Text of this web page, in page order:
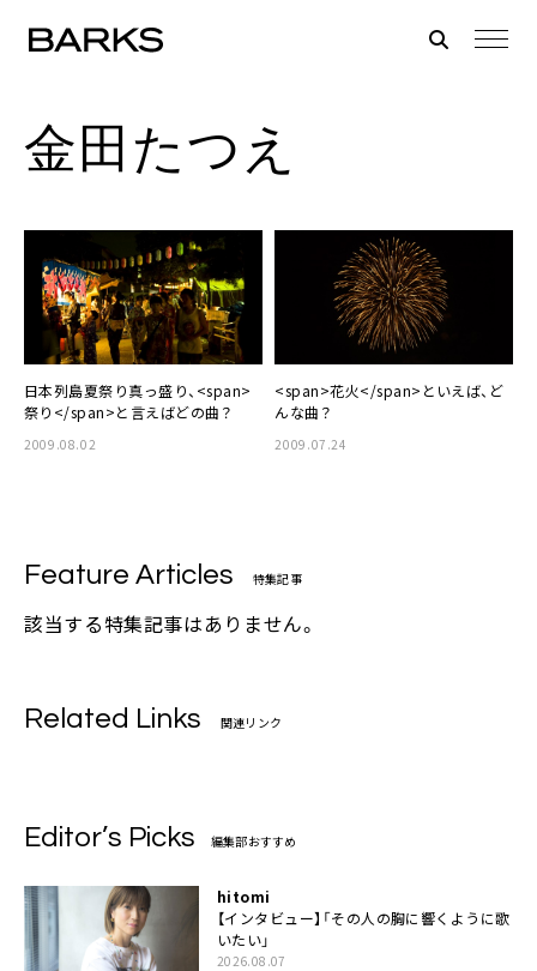
金田たつえ
日本列島夏祭り真っ盛り、<span>
祭り</span>と言えばどの曲？
2009.08.02
<span>花火</span>といえば、ど
んな曲？
2009.07.24
Feature Articles 特集記事
該当する特集記事はありません。
Related Links 関連リンク
Editor’s Picks 編集部おすすめ
hitomi
【インタビュー】「その人の胸に響くように歌
いたい」
2026.08.07